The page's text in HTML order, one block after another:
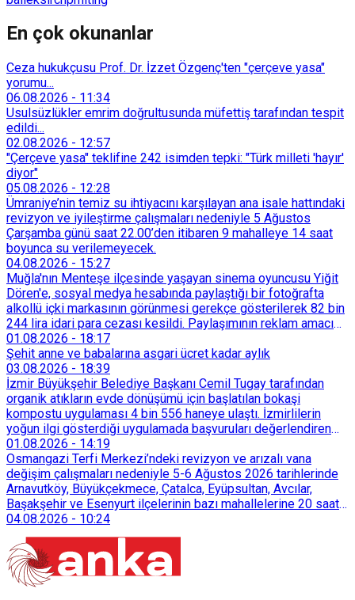
En çok okunanlar
Ceza hukukçusu Prof. Dr. İzzet Özgenç'ten "çerçeve yasa"
yorumu...
06.08.2026 - 11:34
Usulsüzlükler emrim doğrultusunda müfettiş tarafından tespit
edildi...
02.08.2026 - 12:57
"Çerçeve yasa" teklifine 242 isimden tepki: "Türk milleti 'hayır'
diyor"
05.08.2026 - 12:28
Ümraniye’nin temiz su ihtiyacını karşılayan ana isale hattındaki
revizyon ve iyileştirme çalışmaları nedeniyle 5 Ağustos
Çarşamba günü saat 22.00’den itibaren 9 mahalleye 14 saat
boyunca su verilemeyecek.
04.08.2026 - 15:27
Muğla'nın Menteşe ilçesinde yaşayan sinema oyuncusu Yiğit
Dören'e, sosyal medya hesabında paylaştığı bir fotoğrafta
alkollü içki markasının görünmesi gerekçe gösterilerek 82 bin
244 lira idari para cezası kesildi. Paylaşımının reklam amacı
taşımadığını savunan Dören, cezanın iptali için yargıya
başvurdu.
01.08.2026 - 18:17
Şehit anne ve babalarına asgari ücret kadar aylık
03.08.2026 - 18:39
İzmir Büyükşehir Belediye Başkanı Cemil Tugay tarafından
organik atıkların evde dönüşümü için başlatılan bokaşi
kompostu uygulaması 4 bin 556 haneye ulaştı. İzmirlilerin
yoğun ilgi gösterdiği uygulamada başvuruları değerlendiren
Tarımsal Hizmetler Dairesi Başkanlığı, farklı ilçelerde toplam
128 bokaşi kompost eğitimi düzenleyerek İzmirlileri
sürdürülebilir atık yönetimi sistemine dahil etti.
01.08.2026 - 14:19
Osmangazi Terfi Merkezi’ndeki revizyon ve arızalı vana
değişim çalışmaları nedeniyle 5-6 Ağustos 2026 tarihlerinde
Arnavutköy, Büyükçekmece, Çatalca, Eyüpsultan, Avcılar,
Başakşehir ve Esenyurt ilçelerinin bazı mahallelerine 20 saat
süreyle su verilemeyecek.
04.08.2026 - 10:24